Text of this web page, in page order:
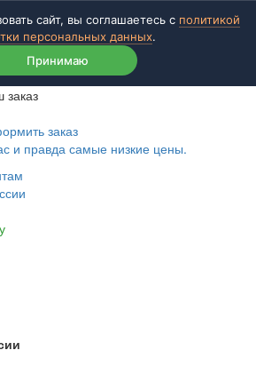
сайт, вы соглашаетесь с политикой
персональных данных.
Принимаю
заказ
заказ
и правда самые низкие цены.